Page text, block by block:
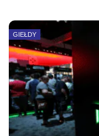
GIEŁDY